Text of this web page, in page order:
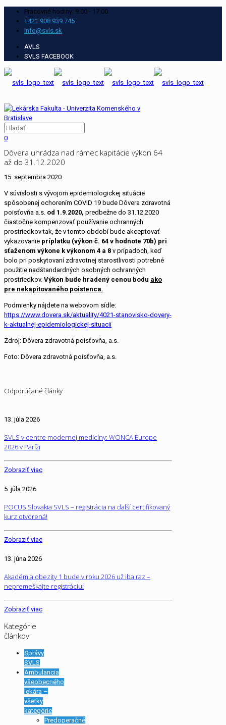
Pracovné hodiny: 9:00 - 17:00
+421 908 939 745
info@svls.sk
AVLS
SVLS FACEBOOK
0
Dôvera uhrádza nad rámec kapitácie výkon 64
až do 31.12.2020
15. septembra 2020
V súvislosti s vývojom epidemiologickej situácie
spôsobenej ochorením COVID 19 bude Dôvera zdravotná
poisťovňa a.s. od 1.9.2020, predbežne do 31.12.2020
čiastočne kompenzovať používanie ochranných
prostriedkov tak, že v tomto období bude akceptovať
vykazovanie príplatku (výkon č. 64 v hodnote 70b) pri
sťaženom výkone k výkonom 4 a 8 v prípadoch, keď
bolo pri poskytovaní zdravotnej starostlivosti potrebné
použitie nadštandardných osobných ochranných
prostriedkov. Výkon bude hradený cenou bodu ako
pre nekapitovaného poistenca.
Podmienky nájdete na webovom sídle:
https://www.dovera.sk/aktuality/4021-stanovisko-dovery-
k-aktualnej-epidemiologickej-situacii
Zdroj: Dôvera zdravotná poisťovňa, a.s.
Foto: Dôvera zdravotná poisťovňa, a.s.
Odporúčané články
13. júla 2026
SVLS v centre modernej medicíny: WONCA Europe
2026 v Paríži
Zobraziť viac
5. júla 2026
POCUS Slovakia SVLS – registrácia na ďalší certifikovaný
kurz otvorená!
Zobraziť viac
13. júna 2026
Akadémia obezity 1 bude v roku 2026 už iba raz –
nepremeškajte registráciu!
Zobraziť viac
Kategórie
článkov
Správy
SVLS
Ambulancia
všeobecného
lekára –
všetky
kategórie
Predoperačné